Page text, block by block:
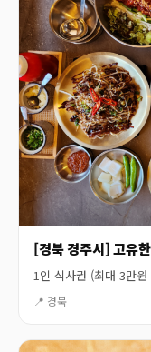
[경북 경주시] 고유
1인 식사권 (최대 3만원
📍 경북